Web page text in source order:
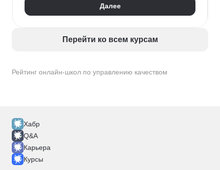
Рейтинг онлайн-школ по управлению качеством
Далее
Перейти ко всем курсам
Хабр
Q&A
Карьера
Курсы